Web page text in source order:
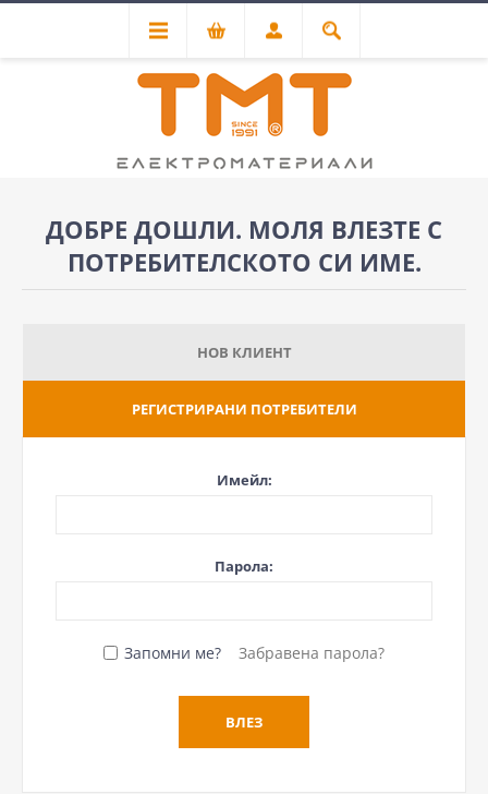
ДОБРЕ ДОШЛИ. МОЛЯ ВЛЕЗТЕ С
ПОТРЕБИТЕЛСКОТО СИ ИМЕ.
НОВ КЛИЕНТ
РЕГИСТРИРАНИ ПОТРЕБИТЕЛИ
Имейл:
Парола:
Запомни ме? Забравена парола?